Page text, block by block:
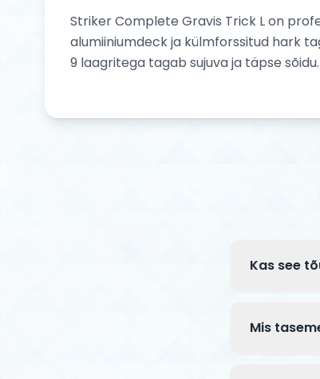
Striker Complete Gravis Trick L on
alumiiniumdeck ja külmforssitud hark
9 laagritega tagab sujuva ja täpse
Kas see
klambriga
Mis